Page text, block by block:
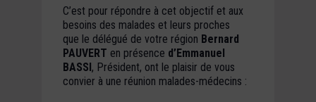
C’est pour répondre à cet objectif et aux
besoins des malades et leurs proches
que le délégué de votre région Bernard
PAUVERT en présence d’Emmanuel
BASSI , Président, ont le plaisir de vous
convier à une réunion malades­-médecins :